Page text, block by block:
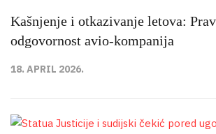
Kašnjenje i otkazivanje letova:
odgovornost avio-kompanija
18. APRIL 2026.